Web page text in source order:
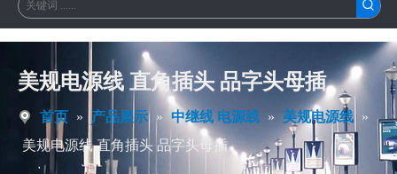
美规电源线 直角插头 品字头母插
首页 » 产品展示 » 中继线 电源线 » 美规电源线 »
美规电源线 直角插头 品字头母插